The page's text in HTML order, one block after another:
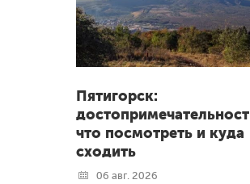
Пятигорск:
что посмотреть и куда
сходить
06 авг. 2026